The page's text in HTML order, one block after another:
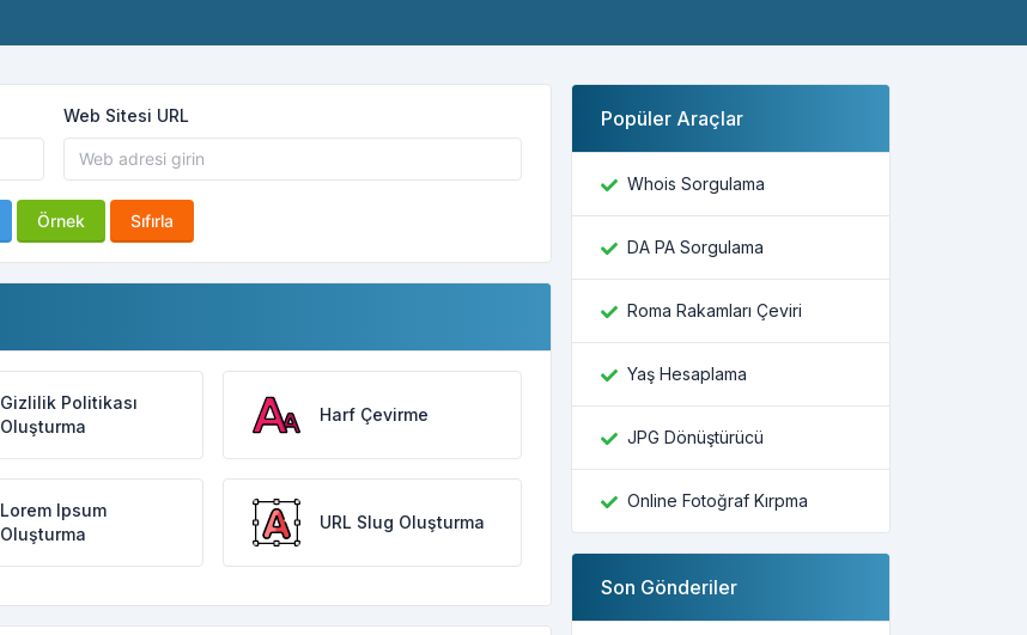
Web Sitesi URL
Örnek Sıfırla
Gizlilik Politikası
Oluşturma
Harf Çevirme
Lorem Ipsum
Oluşturma
URL Slug Oluşturma
Popüler Araçlar
Whois Sorgulama
DA PA Sorgulama
Roma Rakamları Çeviri
Yaş Hesaplama
JPG Dönüştürücü
Online Fotoğraf Kırpma
Son Gönderiler